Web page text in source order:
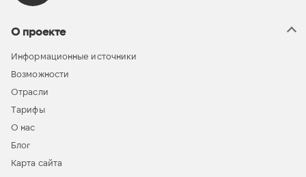
О проекте
Информационные источники
Возможности
Отрасли
Тарифы
О нас
Блог
Карта сайта